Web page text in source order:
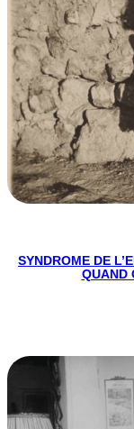
SYNDROME DE
QUAND